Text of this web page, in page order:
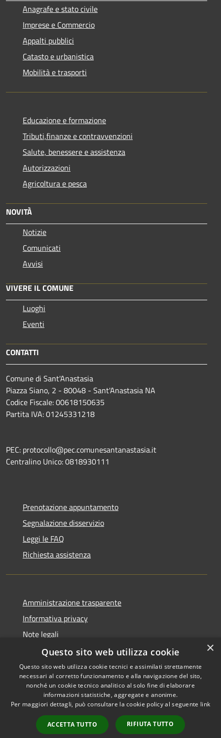
Anagrafe e stato civile
Imprese e Commercio
Appalti pubblici
Catasto e urbanistica
Mobilità e trasporti
Educazione e formazione
Tributi,finanze e contravvenzioni
Salute, benessere e assistenza
Autorizzazioni
Agricoltura e pesca
NOVITÀ
Notizie
Comunicati
Avvisi
VIVERE IL COMUNE
Luoghi
Eventi
CONTATTI
Comune di Sant'Anastasia
Piazza Siano, 2 - 80048 - Sant'Anastasia NA
Codice Fiscale: 00618150635
Partita IVA: 01245331218
PEC: protocollo@pec.comunesantanastasia.it
Centralino Unico: 0818930111
Prenotazione appuntamento
Segnalazione disservizio
Leggi le FAQ
Richiesta assistenza
Amministrazione trasparente
Informativa privacy
Note legali
Dichiarazione di accessibilità
RSS
Accessibilità
Copyright © 2026 • Comune di
Sant'Anastasia • Powered by
Municipium•
Accesso
×
Questo sito web utilizza cookie
Questo sito web utilizza cookie tecnici e assimilati strettamente
necessari al corretto funzionamento e alla navigazione del sito,
nonché un cookie tecnico analitico al solo fine di elaborare
informazioni statistiche, aggregate e anonime.
Per maggiori dettagli, può consultare la cookie policy al seguente link
ACCETTA TUTTO RIFIUTA TUTTO